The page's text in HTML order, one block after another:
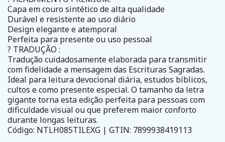
Capa em couro sintético de alta qualidade
Durável e resistente ao uso diário
Design elegante e atemporal
Perfeita para presente ou uso pessoal
? TRADUÇÃO :
Tradução cuidadosamente elaborada para transmitir
com fidelidade a mensagem das Escrituras Sagradas.
Ideal para leitura devocional diária, estudos bíblicos,
cultos e como presente especial. O tamanho da letra
gigante torna esta edição perfeita para pessoas com
dificuldade visual ou que preferem maior conforto
durante longas leituras.
Código: NTLH085TILEXG | GTIN: 7899938419113